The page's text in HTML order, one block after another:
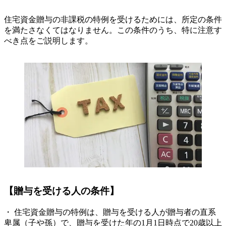
住宅資金贈与の非課税の特例を受けるためには、所定の条件
を満たさなくてはなりません。この条件のうち、特に注意す
べき点をご説明します。
【贈与を受ける人の条件】
・ 住宅資金贈与の特例は、贈与を受ける人が贈与者の直系
卑属（子や孫）で、贈与を受けた年の1月1日時点で20歳以上